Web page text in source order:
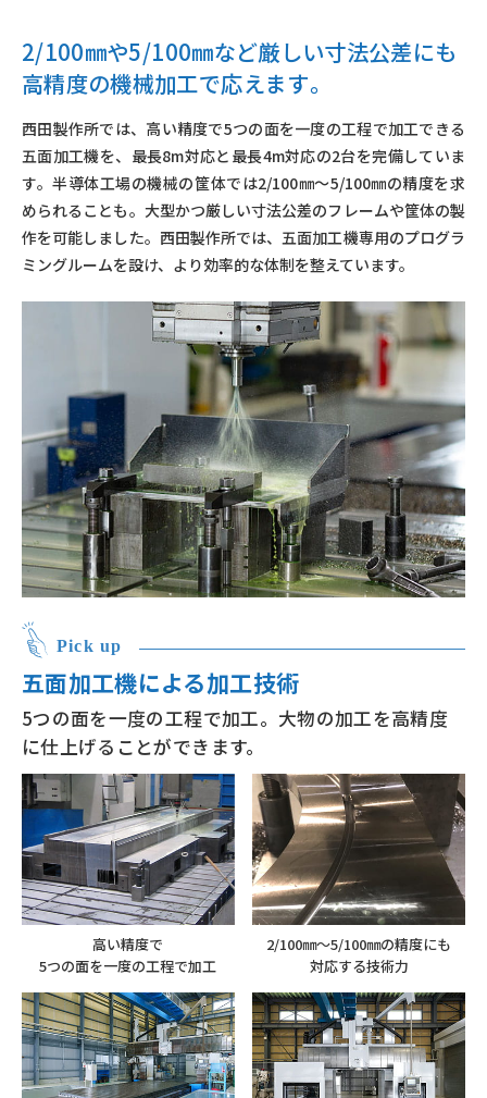
2/100㎜や5/100㎜など厳しい寸法公差にも
高精度の機械加工で応えます。
西田製作所では、高い精度で5つの面を一度の工程で加工できる
五面加工機を、最長8m対応と最長4m対応の2台を完備していま
す。半導体工場の機械の筐体では2/100㎜〜5/100㎜の精度を求
められることも。大型かつ厳しい寸法公差のフレームや筐体の製
作を可能しました。西田製作所では、五面加工機専用のプログラ
ミングルームを設け、より効率的な体制を整えています。
Pick up
五面加工機による加工技術
5つの面を一度の工程で加工。大物の加工を高精度
に仕上げることができます。
高い精度で
5つの面を一度の工程で加工
2/100㎜〜5/100㎜の精度にも
対応する技術力